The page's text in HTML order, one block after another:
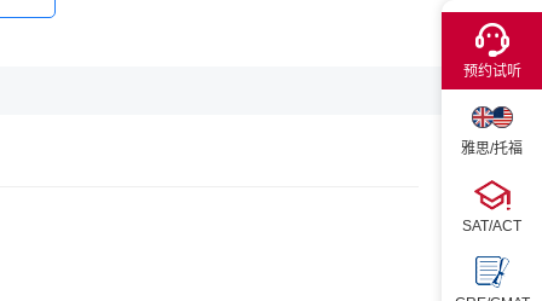
预约试听
雅思/托福
SAT/ACT
×